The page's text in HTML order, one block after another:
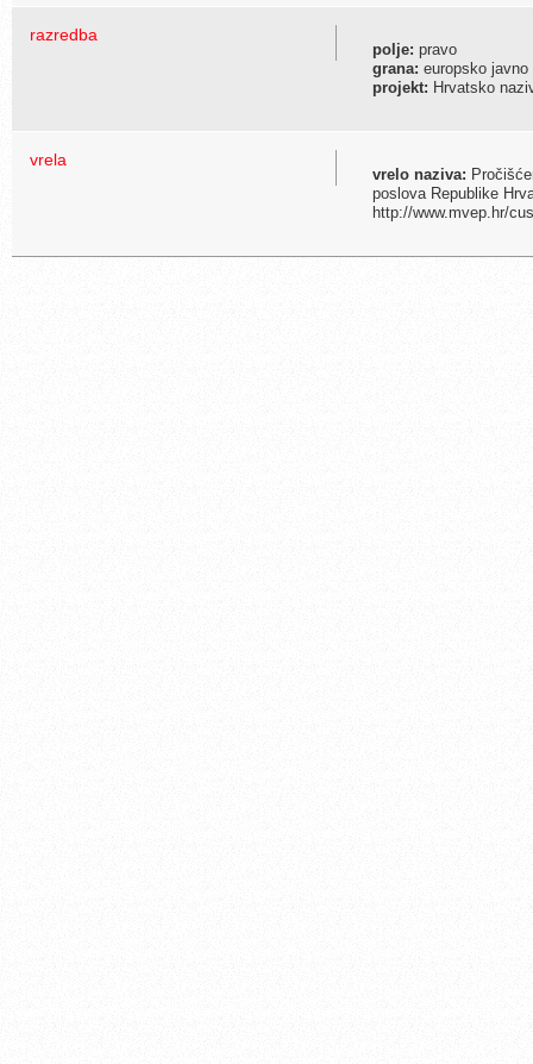
razredba
polje: pravo
grana: europsko javno
projekt: Hrvatsko
vrela
vrelo naziva:
poslova Republike
http://www.mvep.hr/